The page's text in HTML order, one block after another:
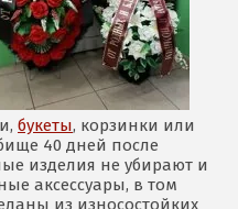
букеты, корзинки или
40 дней после
изделия не убирают и
аксессуары, в том
из износостойких